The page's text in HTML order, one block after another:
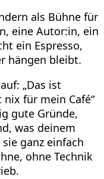
als Bühne für
eine Autor:in, ein
ein Espresso,
hängen bleibt.
„Das ist
für mein Café“
gute Gründe,
was deinem
ganz einfach
ohne Technik